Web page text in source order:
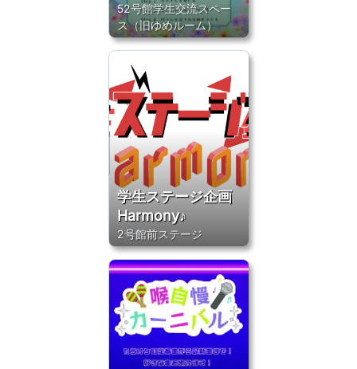
52号館学生交流スペー
ス（旧ゆめルーム）
学生ステージ企画
Harmony♪
2号館前ステージ